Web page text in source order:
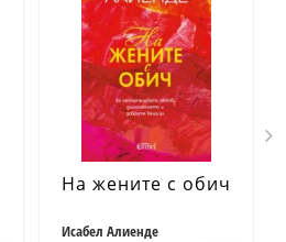
На жените с обич
Исабел Алиенде